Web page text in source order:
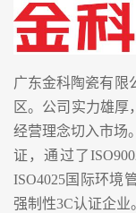
广东金科陶瓷有限
区。公司实力雄
经营理念切入市场
证，通过了
ISO4025国际环境
强制性3C认证企业